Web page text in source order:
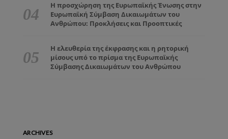
Η προσχώρηση της Ευρωπαϊκής Ένωσης στην
Ευρωπαϊκή Σύμβαση Δικαιωμάτων του
Ανθρώπου: Προκλήσεις και Προοπτικές
Η ελευθερία της έκφρασης και η ρητορική
μίσους υπό το πρίσμα της Ευρωπαϊκής
Σύμβασης Δικαιωμάτων του Ανθρώπου
ARCHIVES